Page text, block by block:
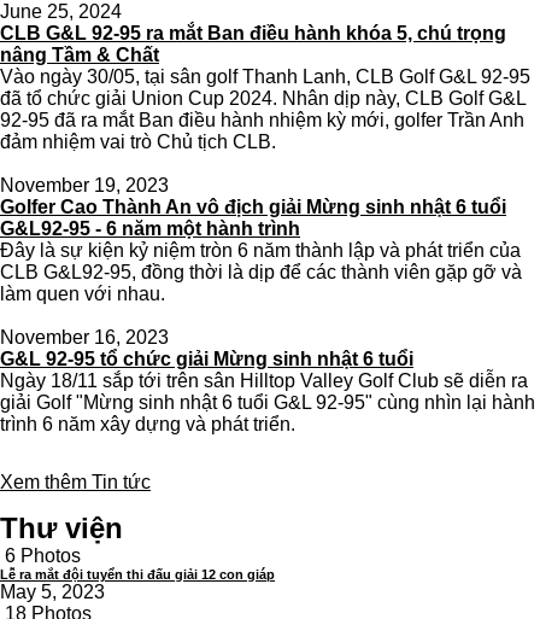
June 25, 2024
CLB G&L 92-95 ra mắt Ban điều hành khóa 5, chú trọng
nâng Tầm & Chất
Vào ngày 30/05, tại sân golf Thanh Lanh, CLB Golf G&L 92-95
đã tổ chức giải Union Cup 2024. Nhân dịp này, CLB Golf G&L
92-95 đã ra mắt Ban điều hành nhiệm kỳ mới, golfer Trần Anh
đảm nhiệm vai trò Chủ tịch CLB.
November 19, 2023
Golfer Cao Thành An vô địch giải Mừng sinh nhật 6 tuổi
G&L92-95 - 6 năm một hành trình
Đây là sự kiện kỷ niệm tròn 6 năm thành lập và phát triển của
CLB G&L92-95, đồng thời là dịp để các thành viên gặp gỡ và
làm quen với nhau.
November 16, 2023
G&L 92-95 tổ chức giải Mừng sinh nhật 6 tuổi
Ngày 18/11 sắp tới trên sân Hilltop Valley Golf Club sẽ diễn ra
giải Golf "Mừng sinh nhật 6 tuổi G&L 92-95" cùng nhìn lại hành
trình 6 năm xây dựng và phát triển.
Xem thêm Tin tức
Thư viện
6 Photos
Lễ ra mắt đội tuyển thi đấu giải 12 con giáp
May 5, 2023
18 Photos